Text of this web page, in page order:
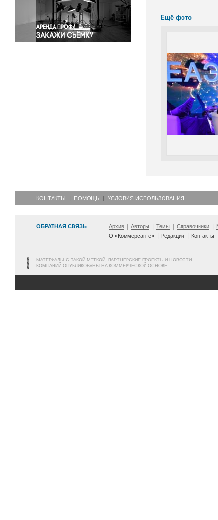
Экология
Экономика и бизнес
Ещё фото
КОНТАКТЫ ПОМОЩЬ УСЛОВИЯ ИСПОЛЬЗОВАНИЯ
ОБРАТНАЯ СВЯЗЬ Архив Авторы Темы Справочники
О «Коммерсанте»
Редакция Контакты
МАТЕРИАЛЫ С ТАКОЙ МЕТКОЙ, ПАРТНЕРСКИЕ ПРОЕКТЫ И НОВОСТИ
КОМПАНИЙ ОПУБЛИКОВАНЫ НА КОММЕРЧЕСКОЙ ОСНОВЕ